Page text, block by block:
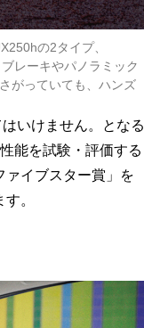
の2タイプ、
レーキやパノラミック
がっていても、ハンズ
いけません。となる
能を試験・評価する
ァイブスター賞」を
。